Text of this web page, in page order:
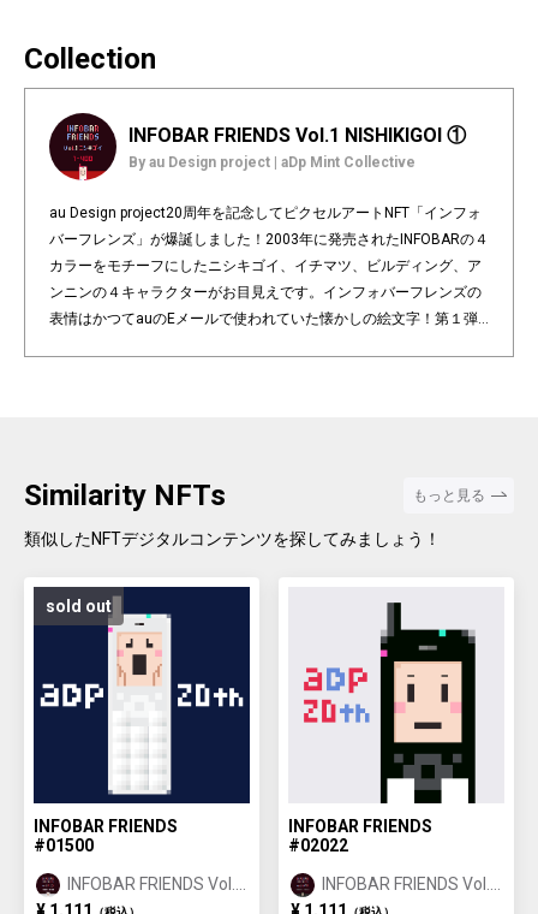
Collection
INFOBAR FRIENDS Vol.1 NISHIKIGOI ①
By au Design project | aDp Mint Collective
au Design project20周年を記念してピクセルアートNFT「インフォ
バーフレンズ」が爆誕しました！2003年に発売されたINFOBARの４
カラーをモチーフにしたニシキゴイ、イチマツ、ビルディング、ア
ンニンの４キャラクターがお目見えです。インフォバーフレンズの
表情はかつてauのEメールで使われていた懐かしの絵文字！第１弾
the INFOBAR FRIENDS' faces are nostalgic pictograms once used
in au e-mail! The first edition is a special edition with the aDp20th l
mbination patterns of "character x expression x background colo
r".
Similarity NFTs もっと見る
類似したNFTデジタルコンテンツを探してみましょう！
sold out
INFOBAR FRIENDS
#01500
INFOBAR FRIENDS Vol.1
ANNIN ①
INFOBAR FRIENDS
#02022
INFOBAR FRIENDS Vol.1
ICHIMATSU ②